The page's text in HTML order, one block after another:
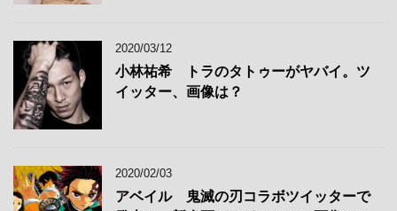
2020/03/12
小林祐希 トラのタトゥーがヤバイ。ツ
イッター、画像は？
2020/02/03
アベイル 鬼滅の刃コラボツイッターで